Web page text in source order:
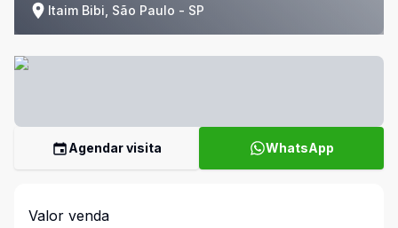
Itaim Bibi, São Paulo - SP
Agendar visita WhatsApp
Valor venda